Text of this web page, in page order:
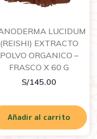
LUCIDUM
(REISHI) EXTRACTO
POLVO ORGANICO –
FRASCO X 60 G
S/145.00
Añadir al carrito